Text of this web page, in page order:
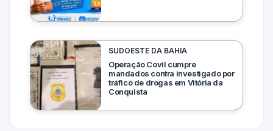
SUDOESTE DA BAHIA
Operação Covil cumpre
mandados contra investigado por
tráfico de drogas em Vitória da
Conquista